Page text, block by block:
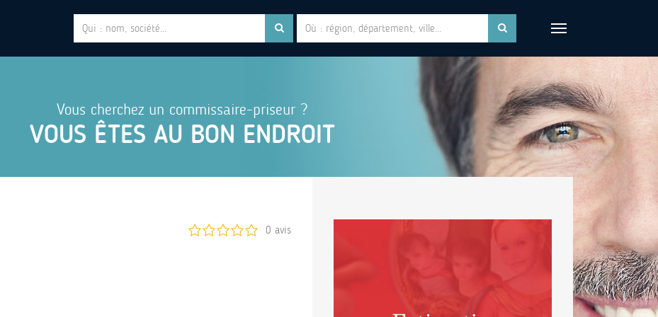
Vous cherchez un commissaire-priseur ?
VOUS ÊTES AU BON ENDROIT
0 avis